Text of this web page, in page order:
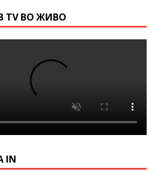
TV ВО ЖИВО
IN